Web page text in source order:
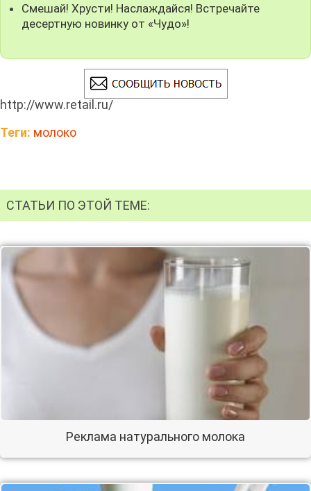
Смешай! Хрусти! Наслаждайся! Встречайте
десертную новинку от «Чудо»!
http://www.retail.ru/
Теги: молоко
СТАТЬИ ПО ЭТОЙ ТЕМЕ:
Реклама натурального молока